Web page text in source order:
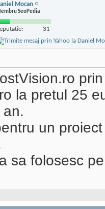
Mocan
SeoPedia
31
la pretul 25
un
sa folosesc